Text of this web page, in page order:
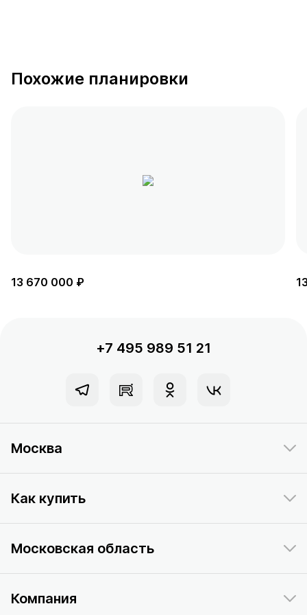
Похожие планировки
13 670 000 ₽
+7 495 989 51 21
Москва
Как купить
Московская область
Компания